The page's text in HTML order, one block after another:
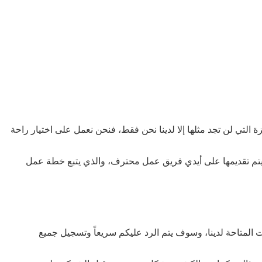
لن تجد مثلها إلا لدينا نحن فقط، فنحن نعمل على اختيار راحة
تقديمها على أيدي فريق عمل محترف، والذي يتبع خطة عمل
لدينا، وسوف يتم الرد عليكم سريعاً وتسجيل جميع